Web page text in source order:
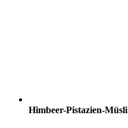
Himbeer-Pistazien-Müsli